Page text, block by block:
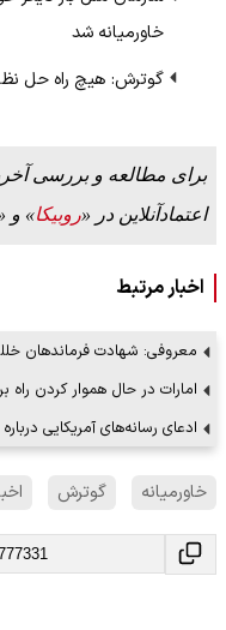
خاورمیانه شد
گوترش: هیچ راه حل
برای مطالعه و بررسی
اعتمادآنلاین در «روبیکا» و
اخبار مرتبط
معروفی: شهادت فرماندهان
امارات در حال هموار کردن
ادعای رسانه‌های آمریکایی
خاورمیانه گوترش